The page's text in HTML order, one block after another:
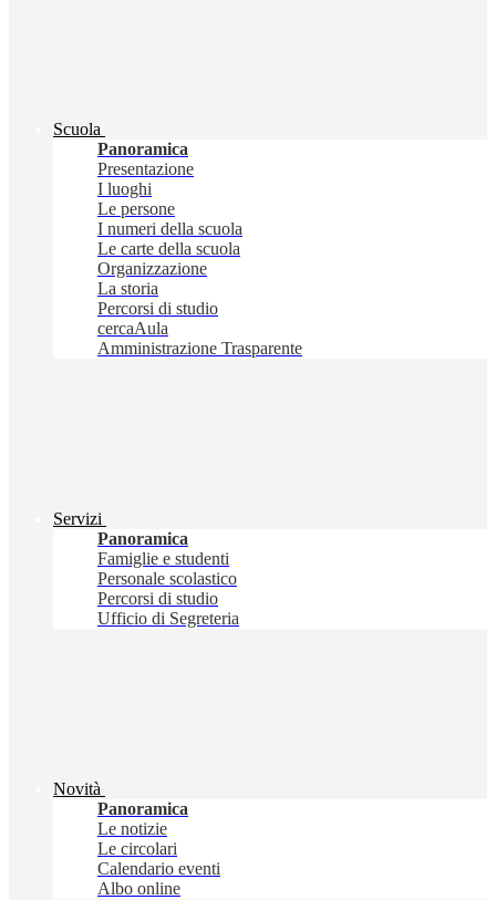
Scuola
Panoramica
Presentazione
I luoghi
Le persone
I numeri della scuola
Le carte della scuola
Organizzazione
La storia
Percorsi di studio
cercaAula
Amministrazione Trasparente
Servizi
Panoramica
Famiglie e studenti
Personale scolastico
Percorsi di studio
Ufficio di Segreteria
Novità
Panoramica
Le notizie
Le circolari
Calendario eventi
Albo online